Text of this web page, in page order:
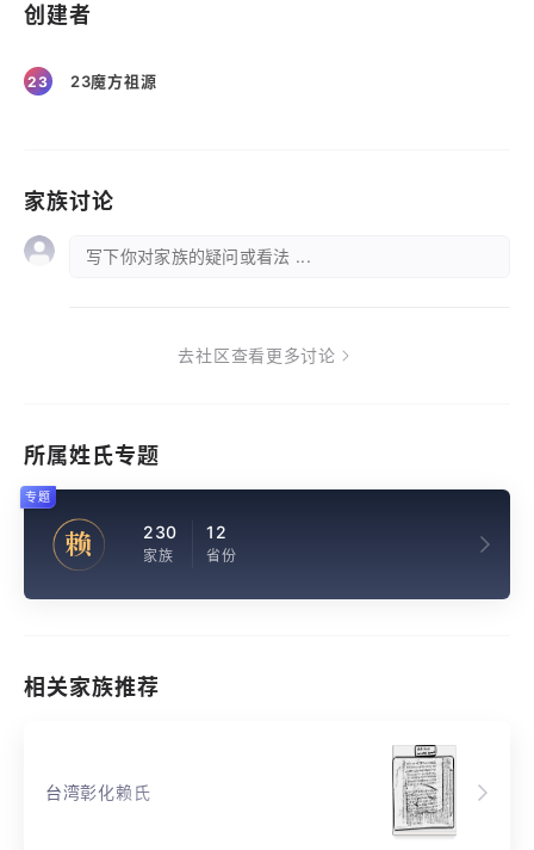
创建者
23 23魔方祖源
家族讨论
写下你对家族的疑问或看法 ...
去社区查看更多讨论
所属姓氏专题
赖 230
家族
12
省份
专题
相关家族推荐
台湾彰化赖氏